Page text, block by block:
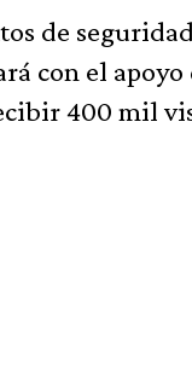
de
con el apoyo
400 mil